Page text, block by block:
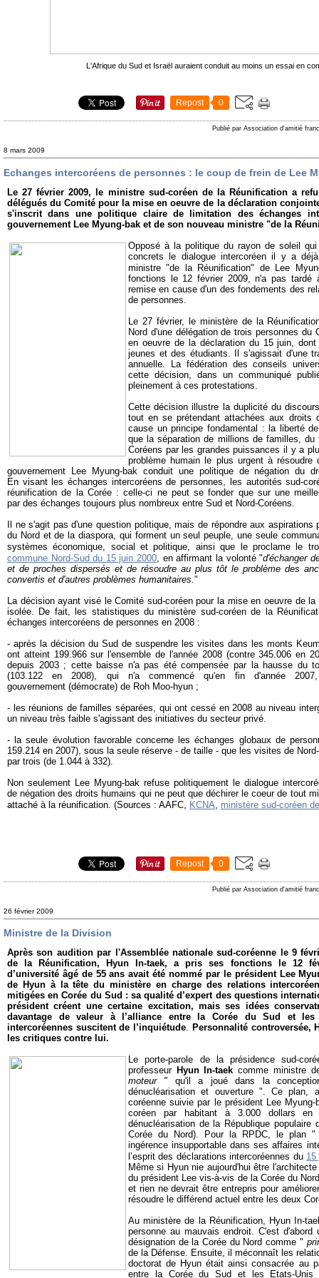
L'Afrique du Sud et Israël auraient conduit au moins un essai en
Repost 0
Publié par Association d'amitié
8 mars 2009
Echanges intercoréens de personnes : le coup de frein de Lee
Le 27 février 2009, le ministre sud-coréen de la Réunification a
délégués du Comité pour la mise en oeuvre de la déclaration
s'inscrit dans une politique claire de limitation des échanges
gouvernement Lee Myung-bak et de son nouveau ministre "de la
Opposé à la politique du rayon de soleil
concrets le dialogue intercoréen il y a
ministre "de la Réunification" de Lee
fonctions le 12 février 2009, n'a pas tardé
remise en cause d'un des fondements des
de personnes.
Le 27 février, le ministère de la
Nord d'une délégation de trois personnes du
en oeuvre de la déclaration du 15 juin,
jeunes et des étudiants. Il s'agissait d'une
annuelle. La fédération des conseils
cette décision, dans un communiqué
pleinement à ces protestations.
Cette décision illustre la duplicité du
tout en se prétendant attachées aux droits
cause un principe fondamental : la liberté
que la séparation de millions de familles,
Coréens par les grandes puissances il y a
problème humain le plus urgent à résoudre
gouvernement Lee Myung-bak conduit une politique de négation du
En visant les échanges intercoréens de personnes, les autorités sud-
réunification de la Corée : celle-ci ne peut se fonder que sur une
par des échanges toujours plus nombreux entre Sud et Nord-Coréens.
Il ne s'agit pas d'une question politique, mais de répondre aux aspirations
du Nord et de la diaspora, qui forment un seul peuple, une seule
systèmes économique, social et politique, ainsi que le proclame le
commune Nord-Sud du 15 juin 2000 , en affirmant la volonté "d'échanger
et de proches dispersés et de résoudre au plus tôt le problème des
convertis et d'autres problèmes humanitaires. "
La décision ayant visé le Comité sud-coréen pour la mise en oeuvre de
isolée. De fait, les statistiques du ministère sud-coréen de la
échanges intercoréens de personnes en 2008 :
- après la décision du Sud de suspendre les visites dans les monts
ont atteint 199.966 sur l'ensemble de l'année 2008 (contre 345.006 en
depuis 2003 ; cette baisse n'a pas été compensée par la hausse du
(103.122 en 2008), qui n'a commencé qu'en fin d'année
gouvernement (démocrate) de Roh Moo-hyun ;
- les réunions de familles séparées, qui ont cessé en 2008 au niveau
un niveau très faible s'agissant des initiatives du secteur privé.
- la seule évolution favorable concerne les échanges globaux de
159.214 en 2007), sous la seule réserve - de taille - que les visites de
par trois (de 1.044 à 332).
Non seulement Lee Myung-bak refuse politiquement le dialogue
de négation des droits humains qui ne peut que déchirer le coeur de tout
attaché à la réunification. (Sources : AAFC, KCNA ministère sud-coréen
Repost 0
Publié par Association d'amitié
26 février 2009
Ministre de la Division
Après son audition par l'Assemblée nationale sud-coréenne le 9
de la Réunification, Hyun In-taek, a pris ses fonctions le 12
d’université âgé de 55 ans avait été nommé par le président Lee
de Hyun à la tête du ministère en charge des relations
mitigées en Corée du Sud : sa qualité d’expert des questions
président créent une certaine excitation, mais ses idées
davantage de valeur à l’alliance entre la Corée du Sud et les
intercoréennes suscitent de l’inquiétude
Personnalité controversée,
les critiques contre lui.
Le porte-parole de la présidence sud-
professeur Hyun In-taek comme ministre
moteur "
qu'il a joué dans la
dénucléarisation et ouverture ". Ce plan,
coréenne suivie par le président Lee Myung-
coréen par habitant à 3.000 dollars
dénucléarisation de la République populaire
Corée du Nord). Pour la RPDC, le plan
ingérence insupportable dans ses affaires
l’esprit des déclarations intercoréennes du 15
Même si Hyun nie aujourd'hui être
du président Lee vis-à-vis de la Corée du
et rien ne devrait être entrepris pour
résoudre le différend actuel entre les deux
Au ministère de la Réunification, Hyun In-
personne au mauvais endroit. C'est
désignation de la Corée du Nord comme "
de la Défense. Ensuite, il méconnaît les
doctorat de Hyun était ainsi consacrée au
entre la Corée du Sud et les Etats-